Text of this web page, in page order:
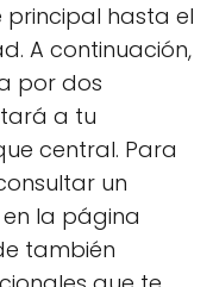
hasta el
A continuación,
por dos
a tu
central. Para
un
la página
también